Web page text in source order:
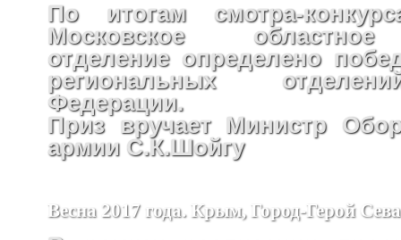
По итогам смотра-
Московское областное
отделение определено
региональных
Федерации.
Приз вручает Министр
армии С.К.Шойгу
Весна 2017 года. Крым, Город-Герой